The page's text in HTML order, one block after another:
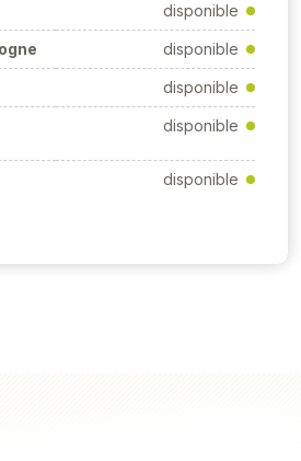
disponible
disponible
disponible
disponible
disponible